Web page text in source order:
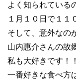
よく知られている
１月１０日で１１
そして、意外なの
山内惠介さんの故
私も大好きです！！
一番好きな食べ方